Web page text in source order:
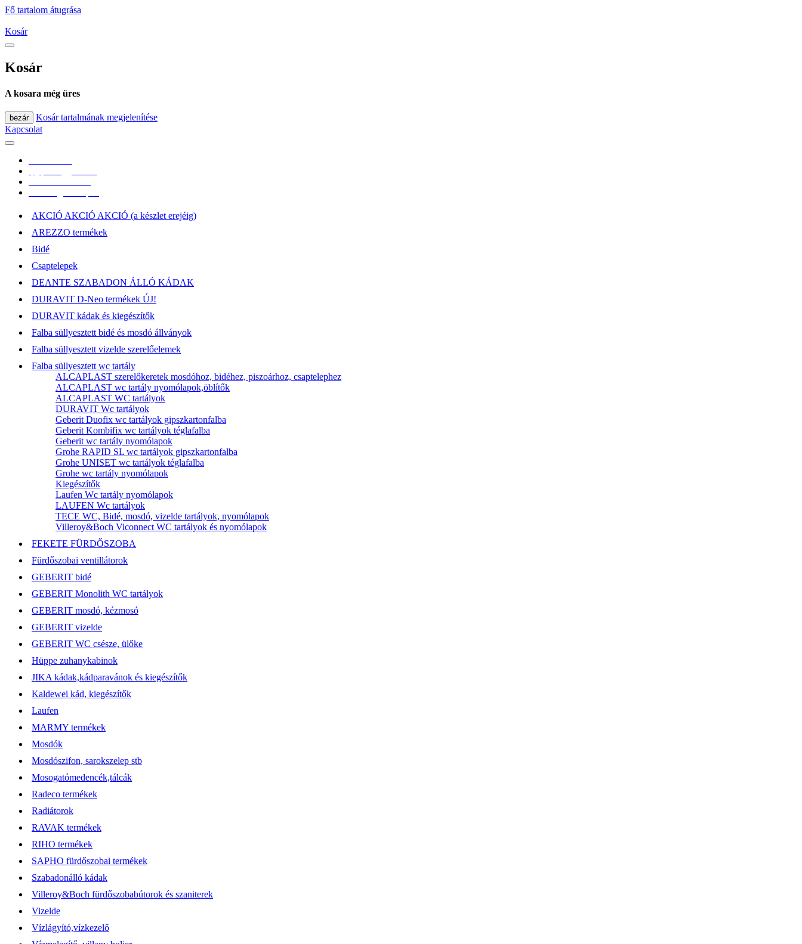
Fő tartalom átugrása
Kosár
Kosár
A kosara még üres
bezár
Kosár tartalmának megjelenítése
Kapcsolat
AKCIÓ AKCIÓ AKCIÓ (a készlet erejéig)
AREZZO termékek
Bidé
Csaptelepek
DEANTE SZABADON ÁLLÓ KÁDAK
DURAVIT D-Neo termékek ÚJ!
DURAVIT kádak és kiegészítők
Falba süllyesztett bidé és mosdó állványok
Falba süllyesztett vizelde szerelőelemek
Falba süllyesztett wc tartály
ALCAPLAST szerelőkeretek mosdóhoz, bidéhez, piszoárhoz, csaptelephez
ALCAPLAST wc tartály nyomólapok,öblítők
ALCAPLAST WC tartályok
DURAVIT Wc tartályok
Geberit Duofix wc tartályok gipszkartonfalba
Geberit Kombifix wc tartályok téglafalba
Geberit wc tartály nyomólapok
Grohe RAPID SL wc tartályok gipszkartonfalba
Grohe UNISET wc tartályok téglafalba
Grohe wc tartály nyomólapok
Kiegészítők
Laufen Wc tartály nyomólapok
LAUFEN Wc tartályok
TECE WC, Bidé, mosdó, vizelde tartályok, nyomólapok
Villeroy&Boch Viconnect WC tartályok és nyomólapok
FEKETE FÜRDŐSZOBA
Fürdőszobai ventillátorok
GEBERIT bidé
GEBERIT Monolith WC tartályok
GEBERIT mosdó, kézmosó
GEBERIT vizelde
GEBERIT WC csésze, ülőke
Hüppe zuhanykabinok
JIKA kádak,kádparavánok és kiegészítők
Kaldewei kád, kiegészítők
Laufen
MARMY termékek
Mosdók
Mosdószifon, sarokszelep stb
Mosogatómedencék,tálcák
Radeco termékek
Radiátorok
RAVAK termékek
RIHO termékek
SAPHO fürdőszobai termékek
Szabadonálló kádak
Villeroy&Boch fürdőszobabútorok és szaniterek
Vizelde
Vízlágyító,vízkezelő